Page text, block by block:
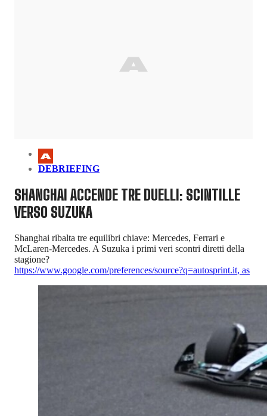
DEBRIEFING
SHANGHAI ACCENDE TRE DUELLI: SCINTILLE
VERSO SUZUKA
Shanghai ribalta tre equilibri chiave: Mercedes, Ferrari e
McLaren-Mercedes. A Suzuka i primi veri scontri diretti della
stagione?
https://www.google.com/preferences/source?q=autosprint.it, as